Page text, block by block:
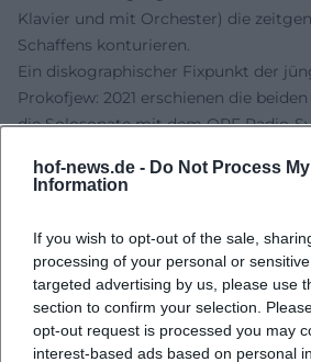
hof-news.de - Do Not Process
Information
If you wish to opt-out of the sale,
processing of your personal or
targeted advertising by us, please use
section to confirm your selection.
opt-out request is processed you may
interest-based ads based on personal
Klavier und mit Orchester) die
Schaffens konturieren.
Ein diskographischer Fixpunkt der
Prokofjew: 2021 erschienen die
die Solosonate mit dem ORF Radio-
Fachpresse für Balance, Klarheit und
Violinsonaten von George Antheil mit
die Yangs Affinität zu amerikanischer
rhythmischer Plastizität profilieren.
Stil und Technik: Klangdramaturgie,
interpretatorische Ökonomie